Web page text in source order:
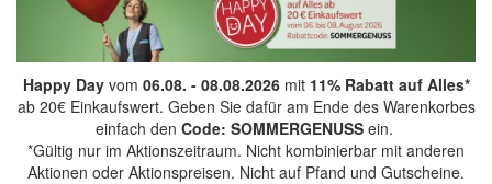
Happy Dayvom 06.08. - 08.08.2026mit 11% Rabatt auf Alles*
ab 20€ Einkaufswert. Geben Sie dafür am Ende des Warenkorbes
einfach den Code: SOMMERGENUSSein.
*Gültig nur im Aktionszeitraum. Nicht kombinierbar mit anderen
Aktionen oder Aktionspreisen. Nicht auf Pfand und Gutscheine.